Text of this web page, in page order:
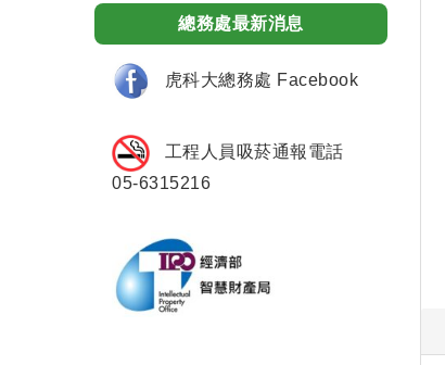
總務處最新消息
虎科大總務處 Facebook
工程人員吸菸通報電話
05-6315216